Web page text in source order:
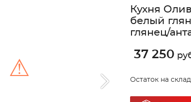
⚠
Кухня
белый
глянец/
37 250
Остаток на